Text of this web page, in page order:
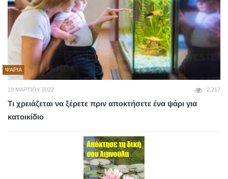
ΨΆΡΙΑ
19 ΜΑΡΤΊΟΥ 2022 2,217
Τι χρειάζεται να ξέρετε πριν αποκτήσετε ένα ψάρι για
κατοικίδιο